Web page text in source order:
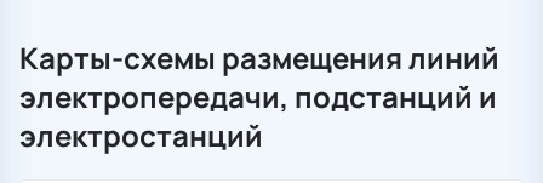
Карты-схемы размещения линий
электропередачи, подстанций и
электростанций